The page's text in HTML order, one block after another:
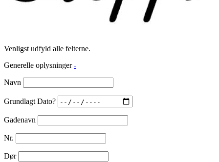
Venligst udfyld alle felterne.
Generelle oplysninger -
Navn
Grundlagt Dato?
Gadenavn
Nr.
Dør